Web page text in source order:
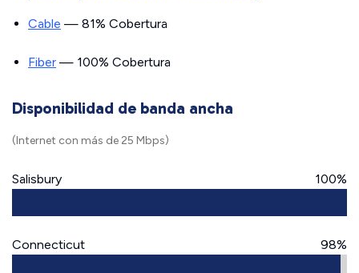
Cable — 81% Cobertura
Fiber — 100% Cobertura
Disponibilidad de banda ancha
(Internet con más de 25 Mbps)
Salisbury 100%
Connecticut 98%